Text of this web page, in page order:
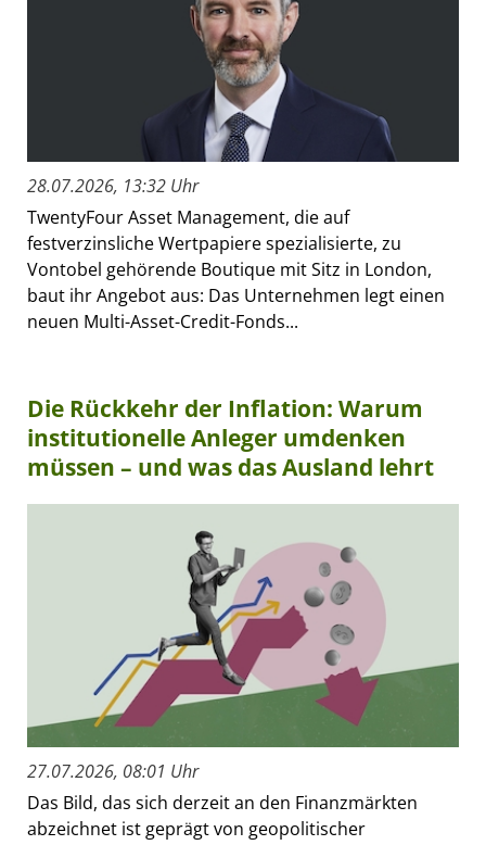
28.07.2026, 13:32 Uhr
TwentyFour Asset Management, die auf
festverzinsliche Wertpapiere spezialisierte, zu
Vontobel gehörende Boutique mit Sitz in London,
baut ihr Angebot aus: Das Unternehmen legt einen
neuen Multi-Asset-Credit-Fonds...
Die Rückkehr der Inflation: Warum
institutionelle Anleger umdenken
müssen – und was das Ausland lehrt
27.07.2026, 08:01 Uhr
Das Bild, das sich derzeit an den Finanzmärkten
abzeichnet ist geprägt von geopolitischer